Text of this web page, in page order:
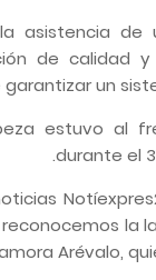
asistencia de
de calidad
garantizar un
estuvo al
durante el
la
Arévalo,